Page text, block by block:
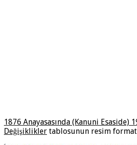
1876 Anayasasında (Kanuni Esaside)
Değişiklikler tablosunun resim formatı